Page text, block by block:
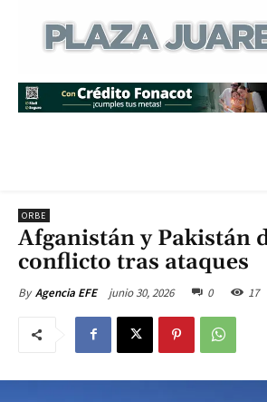
ORBE
Afganistán y Pakistán
conflicto tras ataques
By Agencia EFE junio 30, 2026 0 17